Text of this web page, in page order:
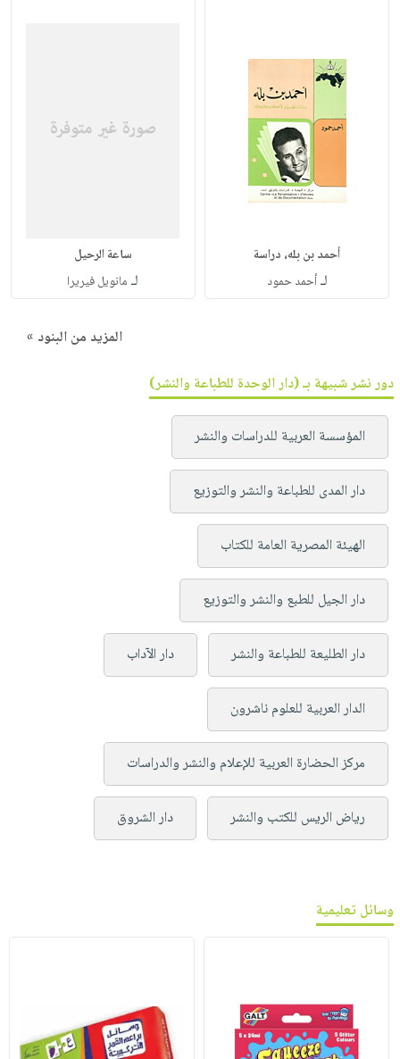
أحمد بن بله، دراسة
لـأحمد حمود
ساعة الرحيل
لـ مانويل فيريرا
المزيد من البنود »
دور نشر شبيهة بـ (دار الوحدة للطباعة والنشر)
المؤسسة العربية للدراسات والنشر
دار المدى للطباعة والنشر والتوزيع
الهيئة المصرية العامة للكتاب
دار الجيل للطبع والنشر والتوزيع
دار الطليعة للطباعة والنشر دار الآداب
الدار العربية للعلوم ناشرون
مركز الحضارة العربية للإعلام والنشر والدراسات
رياض الريس للكتب والنشر دار الشروق
وسائل تعليمية